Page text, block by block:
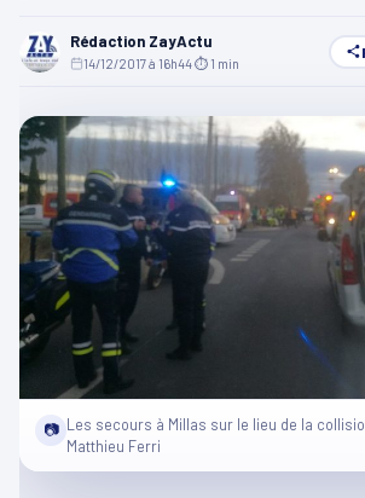
Rédaction ZayActu
14/12/2017 à 16h44⏱ 1 min
📷 Les secours à Millas sur le lieu de la
Matthieu Ferri